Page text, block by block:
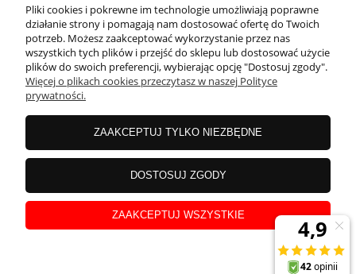
MOJE KONTO
PŁATNOŚCI I DOSTAWA
INFORMACJE
INSTRUKCJE
O NAS
Pliki cookies i pokrewne im technologie umożliwiają poprawne
działanie strony i pomagają nam dostosować ofertę do Twoich
potrzeb. Możesz zaakceptować wykorzystanie przez nas
wszystkich tych plików i przejść do sklepu lub dostosować użycie
plików do swoich preferencji, wybierając opcję "Dostosuj zgody".
Więcej o plikach cookies przeczytasz w naszej Polityce
prywatności.
ZAAKCEPTUJ TYLKO NIEZBĘDNE
DOSTOSUJ ZGODY
ZAAKCEPTUJ WSZYSTKIE